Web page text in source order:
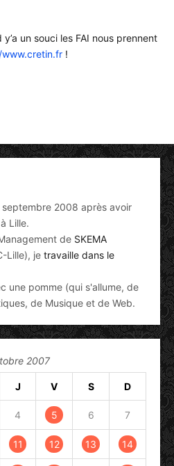
un souci les FAI nous prennent
!
2008 après avoir
Lille.
de SKEMA
Lille), je travaille dans le
une pomme (qui s'allume, de
de Musique et de Web.
2007
J V S D
4 5 6 7
11 12 13 14